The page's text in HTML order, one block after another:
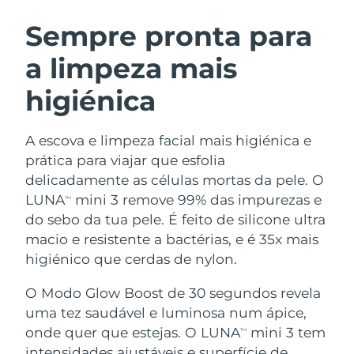
Sempre pronta para
a limpeza mais
higiénica
A escova e limpeza facial mais higiénica e
prática para viajar que esfolia
delicadamente as células mortas da pele. O
LUNATM
mini 3 remove 99% das impurezas e
do sebo da tua pele. É feito de silicone ultra
macio e resistente a bactérias, e é 35x mais
higiénico que cerdas de nylon.
O Modo Glow Boost de 30 segundos revela
uma tez saudável e luminosa num ápice,
onde quer que estejas. O LUNATM
mini 3 tem
Limpeza facial
Anti-aging massage
LUNA™ 4 Plus
Massage, LED heating
For men, anti-aging massage
Microcurrent toning
BEAR™ 2 go
Microcurrent toning on-the-go
Microcurrent line smoothing device
Hidratação
UFO™ 3 kit
Deep facial hydration
UFO™ 3 LED
Near-infrared and red light therapy
device
Cuidado oral
issa™ 4
Hybrid silicone sonic toothbrush
issa™ 4 plus
Smart hybrid silicone sonic toothbrush
TRATAMENTO ANTIENVELHECIMENTO
FAQ™
Antienvelhecimento Tratamentos LED
NEW
Áustria Entrega prevista
Barein Entrega prevista
Bélgica
Bermudas Entrega prevista8/16/26
Bósnia e
Herzegovina
Entrega prevista8/13/26
Brunei Entrega prevista 8/15/26
Bulgária Entrega prevista
Canadá Entrega prevista8/14/26
Chile Entrega prevista8/14/26